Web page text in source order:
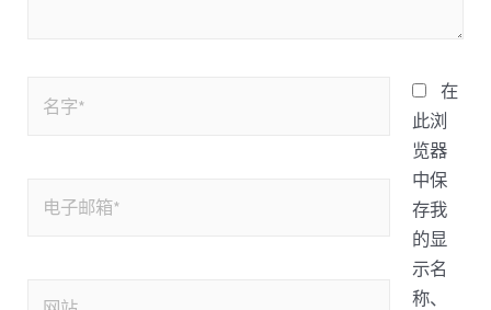
在
此浏
览器
中保
存我
的显
示名
称、